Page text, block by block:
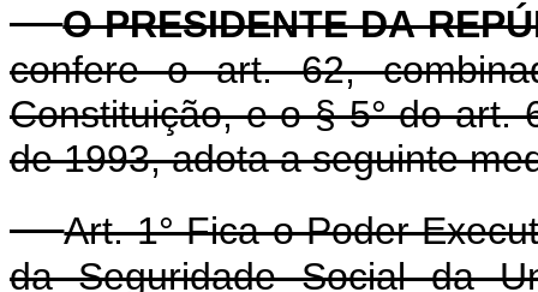
O PRESIDENTE DA
confere o art. 62,
Constituição, e o § 5° do art.
de 1993, adota a seguinte
Art. 1° Fica o Poder
da Seguridade Social da